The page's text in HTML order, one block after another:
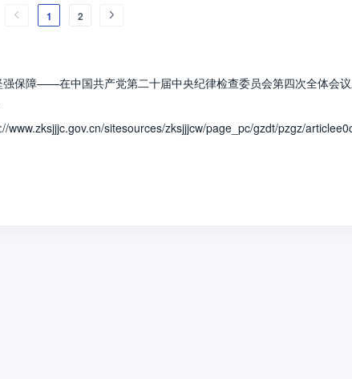
1 2
保障——在中国共产党第二十届中央纪律检查委员会第四次全体会
sitesources/zksjjjcw/page_pc/gzdt/pzgz/